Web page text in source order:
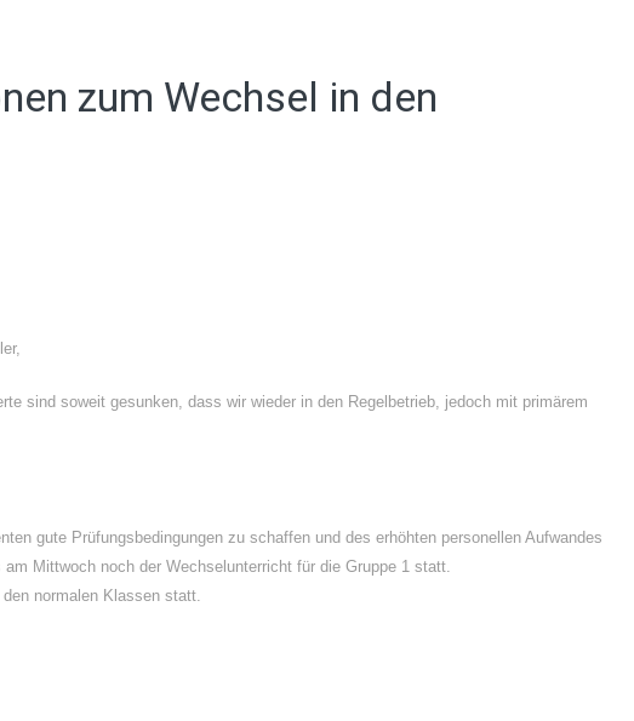
zum Wechsel in den
sind soweit gesunken, dass wir wieder in den Regelbetrieb, jedoch mit primärem
gute Prüfungsbedingungen zu schaffen und des erhöhten personellen Aufwandes
Mittwoch noch der Wechselunterricht für die Gruppe 1 statt.
normalen Klassen statt.